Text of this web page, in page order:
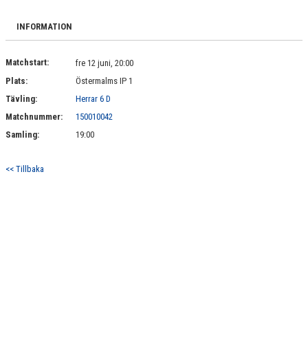
BILDGALLERI
KONTAKT
INFORMATION
Matchstart:
fre 12 juni, 20:00
Plats:
Östermalms IP 1
Tävling:
Herrar 6 D
Matchnummer:
150010042
Samling:
19:00
<< Tillbaka